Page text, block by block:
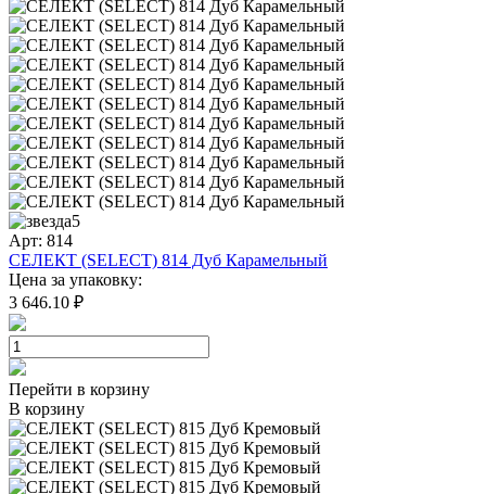
5
Арт: 814
СЕЛЕКТ (SELECT) 814 Дуб Карамельный
Цена за упаковку:
3 646.10 ₽
Перейти в корзину
В корзину